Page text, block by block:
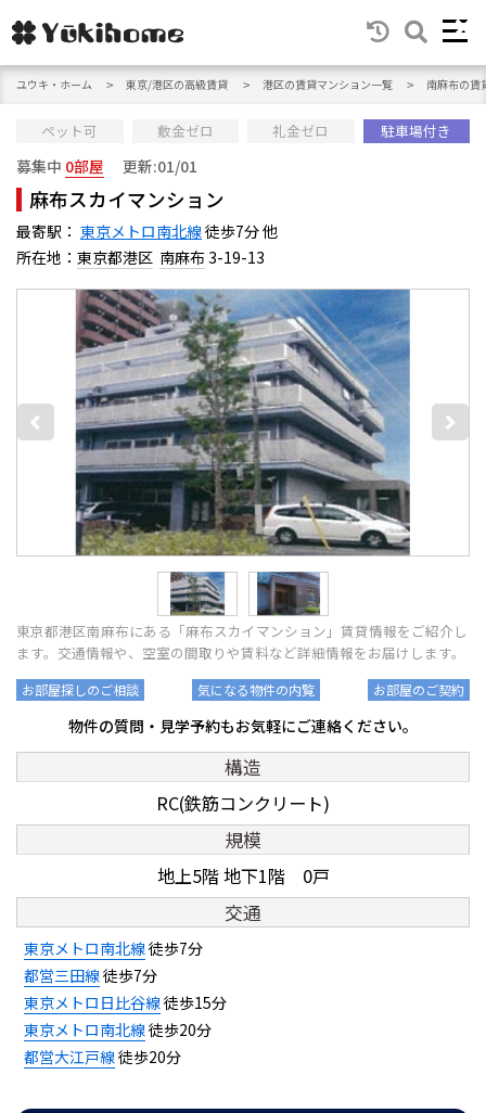
ユウキ・ホーム 東京/港区の高級賃貸 港区の賃貸マンション一覧 南麻布の賃
ペット可 敷金ゼロ 礼金ゼロ 駐車場付き
募集中 0部屋 更新:01/01
麻布スカイマンション
最寄駅： 東京メトロ南北線徒歩7分 他
所在地： 東京都港区 南麻布3-19-13
東京都港区南麻布にある「麻布スカイマンション」賃貸情報をご紹介し
ます。交通情報や、空室の間取りや賃料など詳細情報をお届けします。
お部屋探しのご相談 気になる物件の内覧 お部屋のご契約
物件の質問・見学予約もお気軽にご連絡ください。
構造
RC(鉄筋コンクリート)
規模
地上5階 地下1階 0戸
交通
東京メトロ南北線徒歩7分
都営三田線徒歩7分
東京メトロ日比谷線徒歩15分
東京メトロ南北線徒歩20分
都営大江戸線徒歩20分